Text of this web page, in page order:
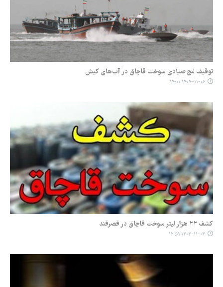
توقیف لنج صیادی سوخت قاچاق در آب‌های کیش
۱۴۰۴-۱۱-۰۶ ۱۴:۱۱
کشف ۲۲ هزار لیتر سوخت قاچاق در قصرقند
۱۴۰۴-۱۱-۰۴ ۱۲:۵۹